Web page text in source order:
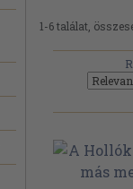
1-6 találat,